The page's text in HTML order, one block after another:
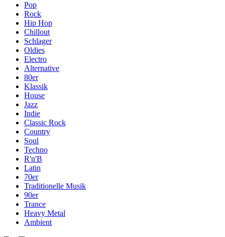
Pop
Rock
Hip Hop
Chillout
Schlager
Oldies
Electro
Alternative
80er
Klassik
House
Jazz
Indie
Classic Rock
Country
Soul
Techno
R'n'B
Latin
70er
Traditionelle Musik
90er
Trance
Heavy Metal
Ambient